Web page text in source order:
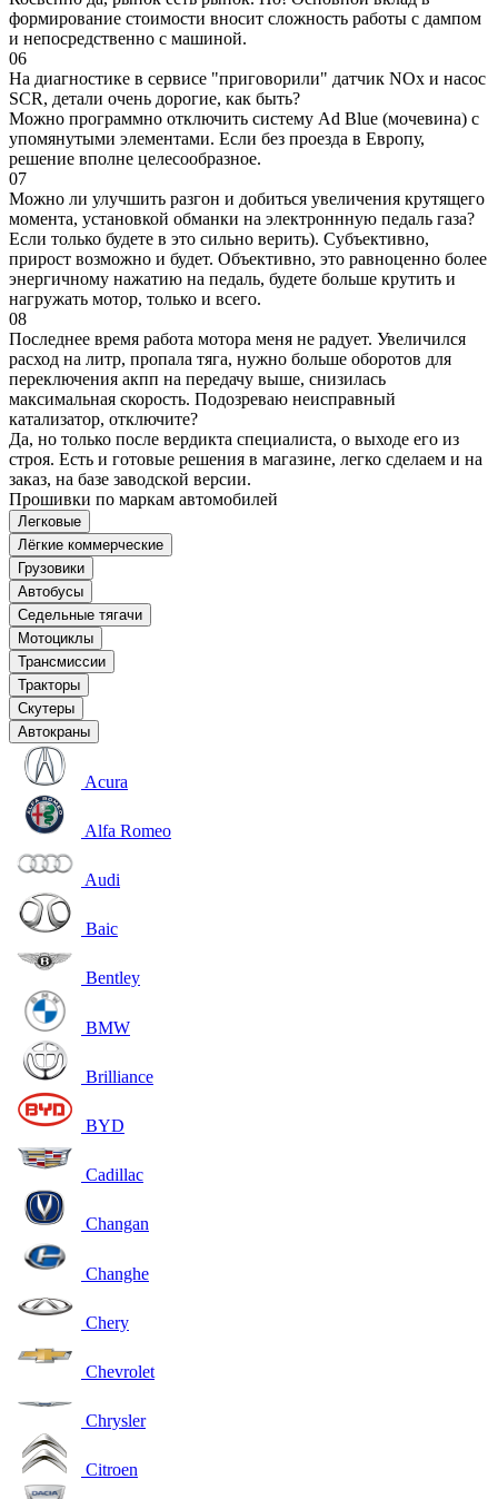
формирование стоимости вносит сложность работы с дампом
и непосредственно с машиной.
06
На диагностике в сервисе "приговорили" датчик NOx и насос
SCR, детали очень дорогие, как быть?
Можно программно отключить систему Ad Blue (мочевина) с
упомянутыми элементами. Если без проезда в Европу,
решение вполне целесообразное.
07
Можно ли улучшить разгон и добиться увеличения крутящего
момента, установкой обманки на электроннную педаль газа?
Если только будете в это сильно верить). Субъективно,
прирост возможно и будет. Объективно, это равноценно более
энергичному нажатию на педаль, будете больше крутить и
нагружать мотор, только и всего.
08
Последнее время работа мотора меня не радует. Увеличился
расход на литр, пропала тяга, нужно больше оборотов для
переключения акпп на передачу выше, снизилась
максимальная скорость. Подозреваю неисправный
катализатор, отключите?
Да, но только после вердикта специалиста, о выходе его из
строя. Есть и готовые решения в магазине, легко сделаем и на
заказ, на базе заводской версии.
Прошивки по маркам автомобилей
Легковые
Лёгкие коммерческие
Грузовики
Автобусы
Седельные тягачи
Мотоциклы
Трансмиссии
Тракторы
Скутеры
Автокраны
Acura
Alfa Romeo
Audi
Baic
Bentley
BMW
Brilliance
BYD
Cadillac
Changan
Changhe
Chery
Chevrolet
Chrysler
Citroen